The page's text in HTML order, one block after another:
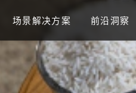
场景解决方案 前沿洞察